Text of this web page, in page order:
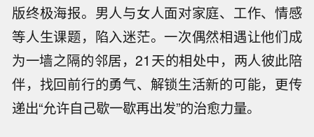
版终极海报。 男人与女人面对家庭、工作、情感
等人生课题，陷入迷茫。一次偶然相遇让他们成
为一墙之隔的邻居，21天的相处中，两人彼此陪
伴，找回前行的勇气、解锁生活新的可能，更传
递出“允许自己歇一歇再出发”的治愈力量。